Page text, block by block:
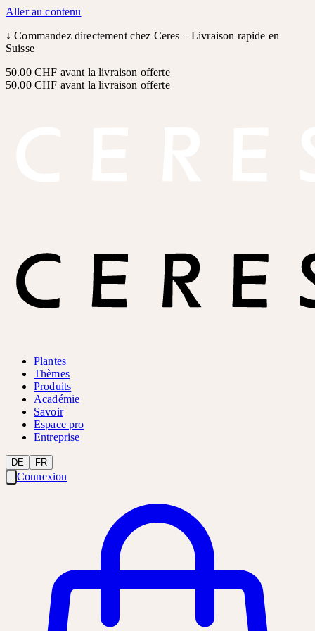
Aller au contenu
↓Commandez directement chez Ceres – Livraison rapide en
Suisse
50.00 CHF avant la livraison offerte
50.00 CHF avant la livraison offerte
Plantes
Thèmes
Produits
Académie
Savoir
Espace pro
Entreprise
DE FR
Connexion